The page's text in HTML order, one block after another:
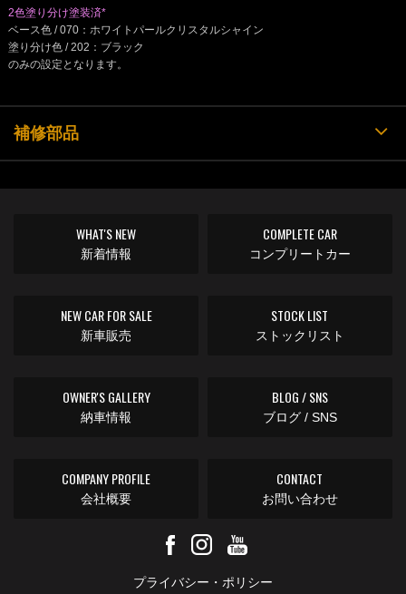
2色塗り分け塗装済*
ベース色 / 070：ホワイトパールクリスタルシャイン
塗り分け色 / 202：ブラック
のみの設定となります。
補修部品
WHAT'S NEW
新着情報
COMPLETE CAR
コンプリートカー
NEW CAR FOR SALE
新車販売
STOCK LIST
ストックリスト
OWNER'S GALLERY
納車情報
BLOG / SNS
ブログ / SNS
COMPANY PROFILE
会社概要
CONTACT
お問い合わせ
プライバシー・ポリシー